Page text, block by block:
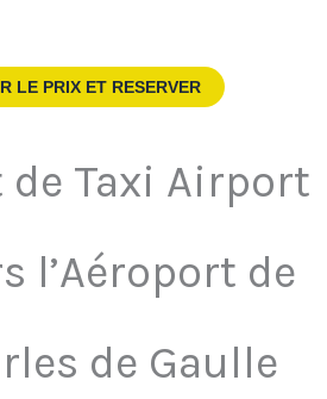
LE PRIX ET RESERVER
Taxi Airport
l’Aéroport de
de Gaulle